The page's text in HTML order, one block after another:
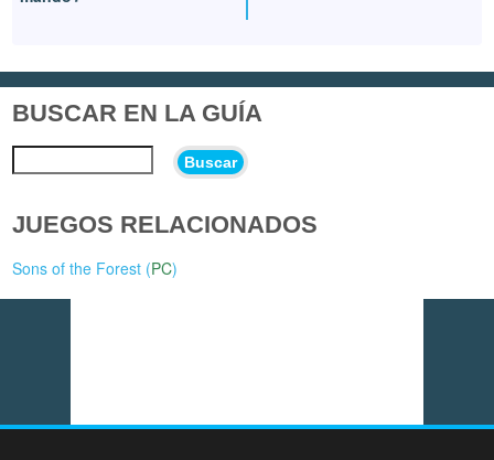
BUSCAR EN LA GUÍA
Buscar
JUEGOS RELACIONADOS
Sons of the Forest (PC)